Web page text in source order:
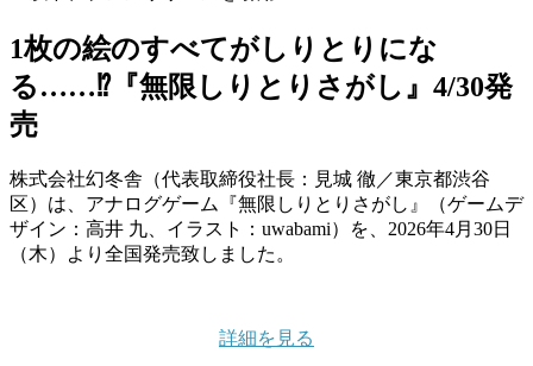
1枚の絵のすべてがしりとりにな
る……⁉『無限しりとりさがし』4/30発
売
株式会社幻冬舎（代表取締役社長：見城 徹／東京都渋谷
区）は、アナログゲーム『無限しりとりさがし』（ゲームデ
ザイン：高井 九、イラスト：uwabami）を、2026年4月30日
（木）より全国発売致しました。
詳細を見る